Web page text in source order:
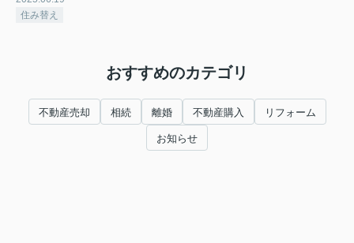
住み替え
おすすめのカテゴリ
不動産売却 相続 離婚 不動産購入 リフォーム
お知らせ